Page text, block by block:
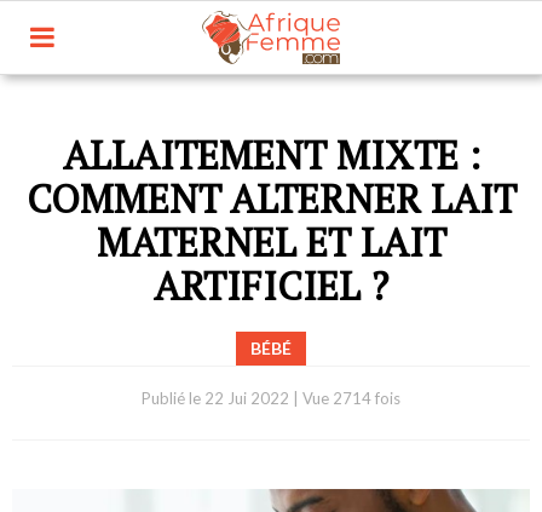
ALLAITEMENT MIXTE :
COMMENT ALTERNER LAIT
MATERNEL ET LAIT
ARTIFICIEL ?
BÉBÉ
Publié le 22 Jui 2022 Vue 2714 fois